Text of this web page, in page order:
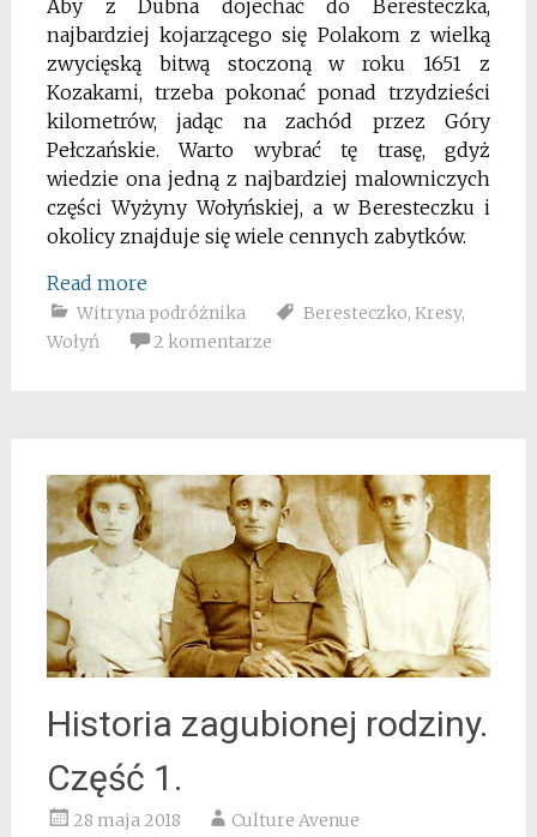
Aby z Dubna dojechać do Beresteczka,
najbardziej kojarzącego się Polakom z wielką
zwycięską bitwą stoczoną w roku 1651 z
Kozakami, trzeba pokonać ponad trzydzieści
kilometrów, jadąc na zachód przez Góry
Pełczańskie. Warto wybrać tę trasę, gdyż
wiedzie ona jedną z najbardziej malowniczych
części Wyżyny Wołyńskiej, a w Beresteczku i
okolicy znajduje się wiele cennych zabytków.
Read more
Witryna podróżnika Beresteczko, Kresy,
Wołyń
2 komentarze
Historia zagubionej rodziny.
Część 1.
28 maja 2018 Culture Avenue